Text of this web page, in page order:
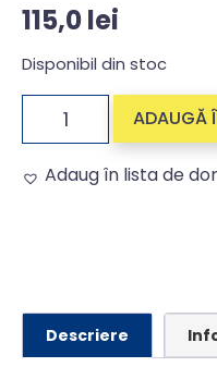
115,0lei
Disponibil din stoc
ADAUGĂ
Adaug în lista de
Descriere